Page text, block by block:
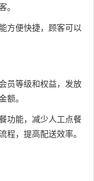
。
方便快捷，顾客可以
员等级和权益，发放
额。
功能，减少人工点餐
程，提高配送效率。